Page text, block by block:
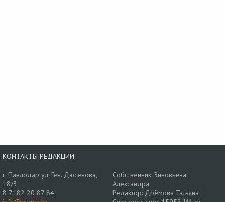
КОНТАКТЫ РЕДАКЦИИ
г. Павлодар ул. Ген. Дюсенова,
18/3
8 7182 20 87 84
Собственник: Зиновьева
Александра
Редактор: Дрёмова Татьяна